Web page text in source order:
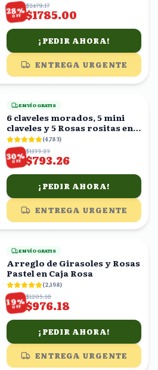
28%
OFF
$2479.17
$1785.00
¡PEDIR AHORA!
ENTREGA URGENTE
ENVÍO GRATIS
6 claveles morados, 5 mini
claveles y 5 Rosas rositas en
ramo
(4,783)
30%
OFF
$1133.23
$793.26
¡PEDIR AHORA!
ENTREGA URGENTE
ENVÍO GRATIS
Arreglo de Girasoles y Rosas
Pastel en Caja Rosa
(2,198)
19%
OFF
$1205.16
$976.18
¡PEDIR AHORA!
ENTREGA URGENTE